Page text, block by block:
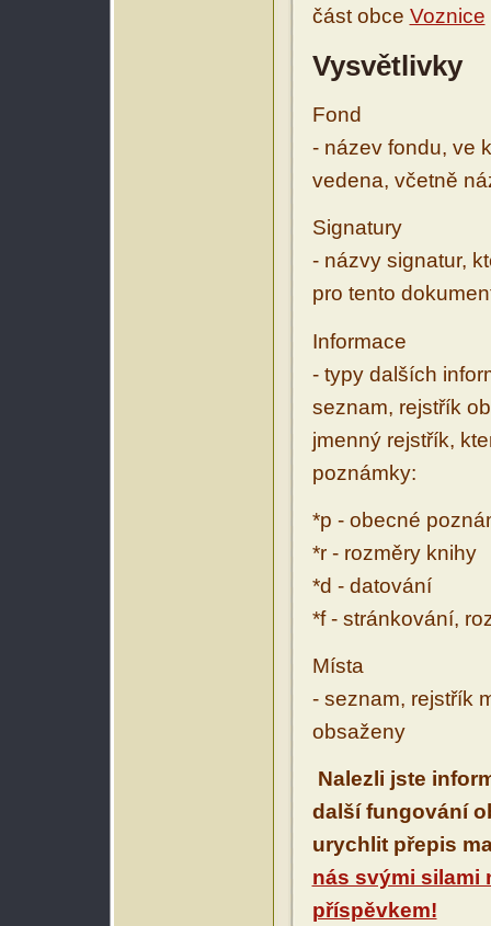
část obce Voznice
Vysvětlivky
Fond
- název fondu, ve
vedena, včetně
Signatury
- názvy signatur,
pro tento
Informace
- typy dalších
seznam, rejstřík
jmenný rejstřík,
poznámky:
*p - obecné
*r - rozměry knihy
*d - datování
*f - stránkování,
Místa
- seznam, rejstřík
obsaženy
Nalezli jste
další fungování
urychlit přepis
nás svými silami
příspěvkem!